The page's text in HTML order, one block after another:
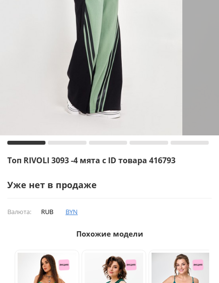
Топ RIVOLI 3093 -4 мята с ID товара 416793
Уже нет в продаже
Валюта: RUB BYN
Похожие модели